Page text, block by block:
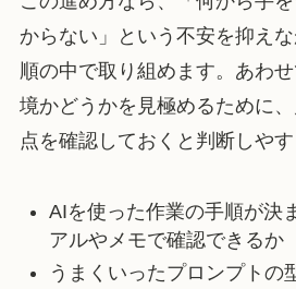
からない」という不安を抑え
順の中で取り組めます。あわ
境かどうかを見極めるために
点を確認しておくと判断しやす
AIを使った作業の手順が決
アルやメモで確認できるか
うまくいったプロンプトの